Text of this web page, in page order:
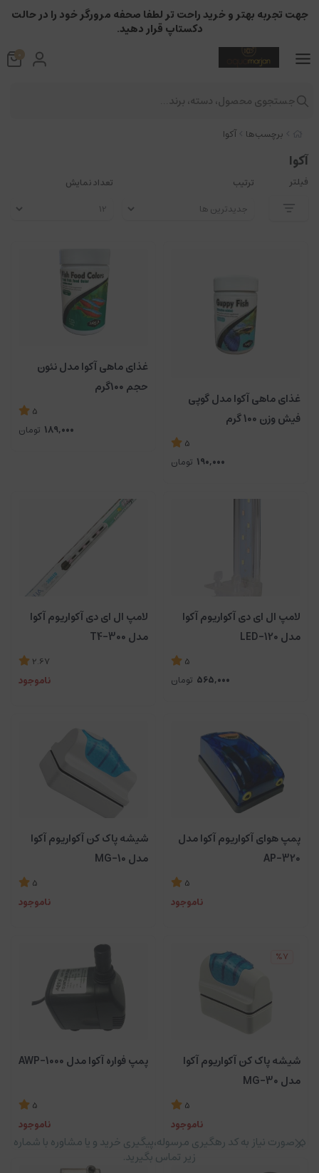
برچسب‌ها آکوا
آکوا
فیلتر ترتیب تعداد نمایش
غذای ماهی آکوا مدل گوپی
فیش وزن 100 گرم
5
190,000 تومان
غذای ماهی آکوا مدل نئون
حجم ۱۰۰گرم
5
189,000 تومان
لامپ ال ای دی آکواریوم آکوا
مدل LED-120
5
565,000 تومان
لامپ ال ای دی آکواریوم آکوا
مدل T4-300
2.67
ناموجود
پمپ هوای آکواریوم آکوا مدل
AP-320
5
ناموجود
شیشه پاک کن آکواریوم آکوا
مدل MG-10
5
ناموجود
%7
شیشه پاک کن آکواریوم آکوا
مدل MG-30
5
ناموجود
پمپ فواره آکوا مدل AWP-1000
5
ناموجود
جهت تجربه بهتر و خرید راحت تر لطفا صحفه مرورگر خود را در حالت
دکستاپ قرار دهید.
0
جستجوی محصول، دسته، برند...
در صورت نیاز به کد رهگیری مرسوله،پیگیری خرید و یا مشاوره با شماره
زیر تماس بگیرید.